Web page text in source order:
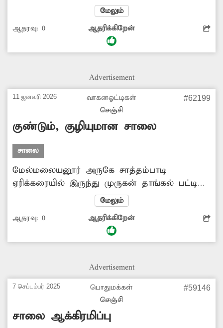
இணைப்புக்காக சாலையில் தோண்டப்பட்ட
பள்ளங்கள் சரிவர மூடப்படாமல் உள்ளது.
இதனால் அவ்வழியாக செல்லும் வாகனஓட்டிகள்
சாலை பள்ளத்தில் தவறி விழும் சூழ்நிலை
முன் அதிகாரிகள் உரிய நடவடிக்கை எடுக்க
விடுத்துள்ளனர்.
மேலும்
ஆதரவு: 0 ஆதரிக்கிறேன்
Advertisement
11 ஜனவரி 2026
வாகனஓட்டிகள்
செஞ்சி
#62199
குண்டும், குழியுமான சாலை
சாலை
மேல்மலையனூர் அருகே சாத்தம்பாடி
ஏரிக்கரையில் இருந்து முருகன் தாங்கல் பட்டி
செல்லும் சாலை பலத்த சேதமடைந்து குண்டும்,
குழியுமாக காணப்படுகிறது. இதனால்
அவ்வழியாக செல்லும் வாகன ஓட்டிகள் சாலை
பள்ளத்தில் சிக்கி விபத்து ஏற்படும் அபாயம்
அதிகாரிகள் நடவடிக்கை எடு்க்க வேண்டியது
மேலும்
ஆதரவு: 0 ஆதரிக்கிறேன்
Advertisement
7 செப்டம்பர் 2025
பொதுமக்கள்
செஞ்சி
#59146
சாலை ஆக்கிரமிப்பு